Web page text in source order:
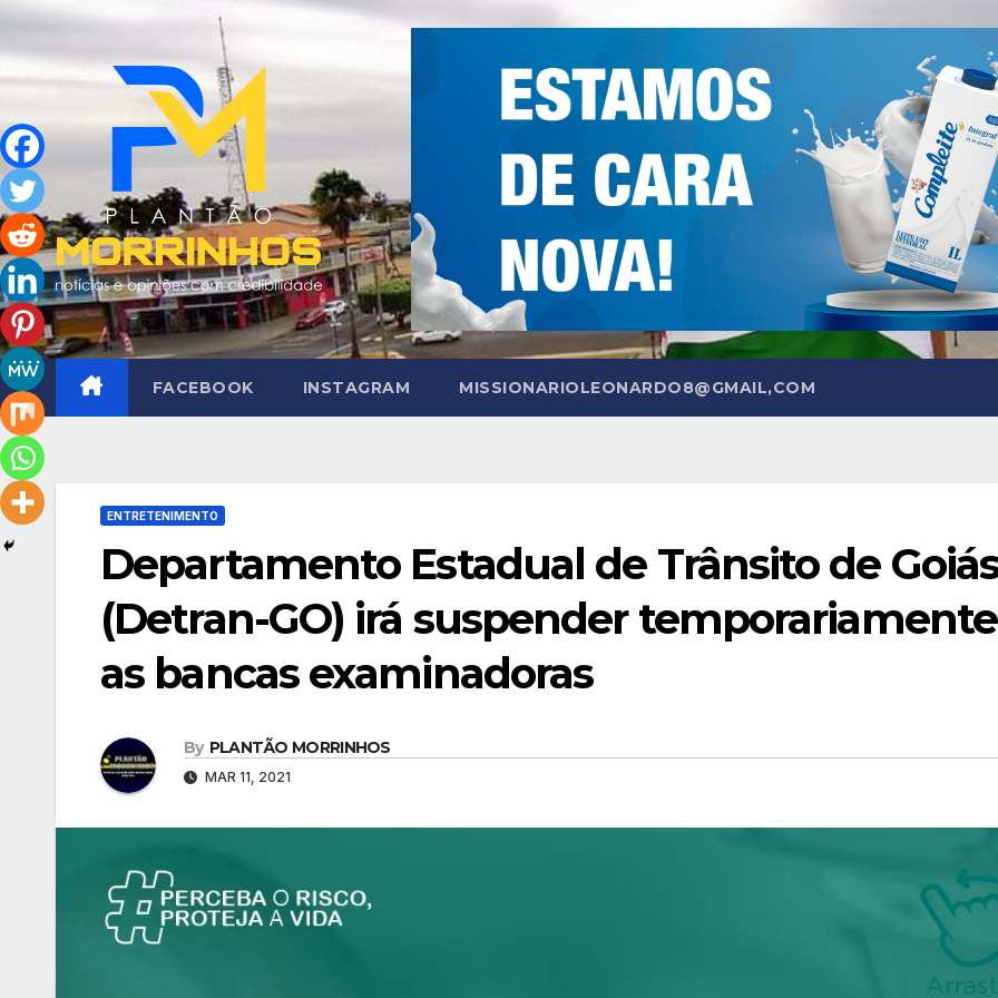
Skip
to
content
FACEBOOK INSTAGRAM MISSIONARIOLEONARDO8@GMAIL,COM
ENTRETENIMENTO
Departamento Estadual de Trânsito de
(Detran-GO) irá suspender temporariamente
as bancas examinadoras
By PLANTÃO MORRINHOS
MAR 11, 2021